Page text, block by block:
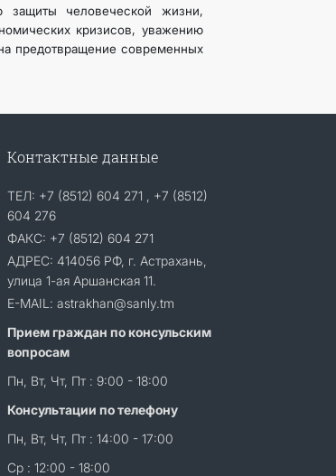
защиты человеческой жизни,
кризисов, уважению
предотвращение современных
Контактные данные
ТЕЛ: +7 (8512) 604 271 , +7 (8512)
604 276
ФАКС: +7 (8512) 604 271
АДРЕС: 414056 РФ, г. Астрахань,
улица 1-ая Аршанская 11.
E-MAIL: astrakhan@sanly.tm
Прием граждан по консульским
вопросам
Пн, Вт, Чт, Пт : 9:00 - 18:00
Консультации по телефону
Пн, Вт, Чт, Пт : 14:00 - 17:00
Ср : 12:00 - 18:00